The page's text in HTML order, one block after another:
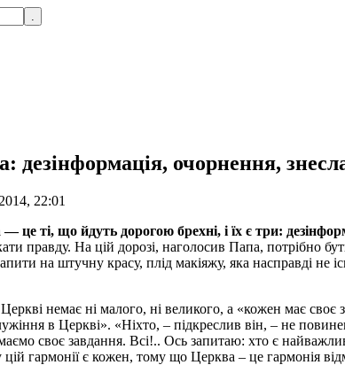
дезінформація, очорнення,
22:01
— це ті, що йдуть дорогою брехні, і їх є три:
правду. На цій дорозі, наголосив Папа, потрібно
на штучну красу, плід макіяжу, яка насправді не
немає ні малого, ні великого, а «кожен має
в Церкві». «Ніхто, – підкреслив він, – не
своє завдання. Всі!.. Ось запитаю: хто є
гармонії є кожен, тому що Церква – це гармонія